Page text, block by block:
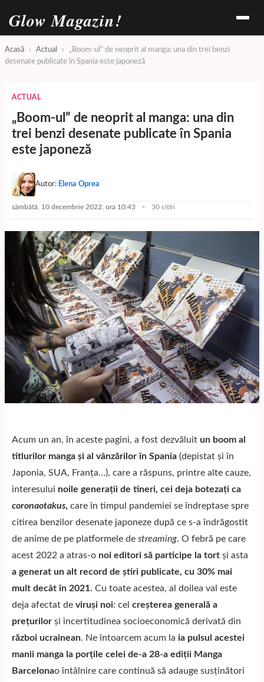
Glow Magazin!
Acasă › Actual ›
„Boom-ul” de neoprit al manga: una din trei benzi
desenate publicate în Spania este japoneză
ACTUAL
„Boom-ul” de neoprit al manga: una din
trei benzi desenate publicate în Spania
este japoneză
Autor: Elena Oprea
sâmbătă, 10 decembrie 2022, ora 10:43 30 citiri
Acum un an, în aceste pagini, a fost dezvăluit un boom al
titlurilor manga și al vânzărilor în Spania (depistat și în
Japonia, SUA, Franța…), care a răspuns, printre alte cauze,
interesului noile generaţii de tineri, cei deja botezaţi ca
coronaotakus, care în timpul pandemiei se îndreptase spre
citirea benzilor desenate japoneze după ce s-a îndrăgostit
de anime de pe platformele de streaming. O febră pe care
acest 2022 a atras-o noi editori să participe la tort și asta
a generat un alt record de știri publicate, cu 30% mai
mult decât în ​​2021. Cu toate acestea, al doilea val este
deja afectat de viruși noi: cel creșterea generală a
prețurilor şi incertitudinea socioeconomică derivată din
război ucrainean. Ne întoarcem acum la ia pulsul acestei
manii manga la porțile celei de-a 28-a ediții Manga
Barcelonao întâlnire care continuă să adauge susținători